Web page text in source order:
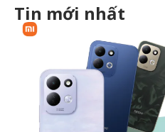
Tin mới nhất